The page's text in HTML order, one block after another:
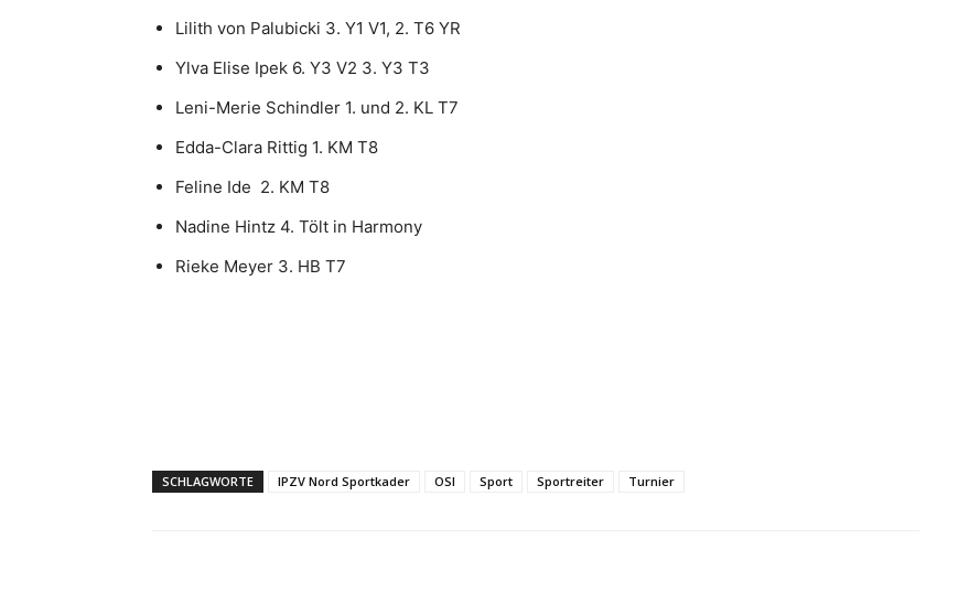
Lilith von Palubicki 3. Y1 V1, 2. T6 YR
Ylva Elise Ipek 6. Y3 V2 3. Y3 T3
Leni-Merie Schindler 1. und 2. KL T7
Edda-Clara Rittig 1. KM T8
Feline Ide 2. KM T8
Nadine Hintz 4. Tölt in Harmony
Rieke Meyer 3. HB T7
SCHLAGWORTE IPZV Nord Sportkader OSI Sport Sportreiter Turnier